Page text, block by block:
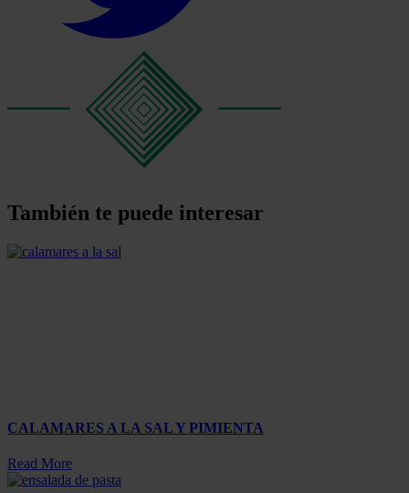
También te puede interesar
CALAMARES A LA SAL Y PIMIENTA
Read More